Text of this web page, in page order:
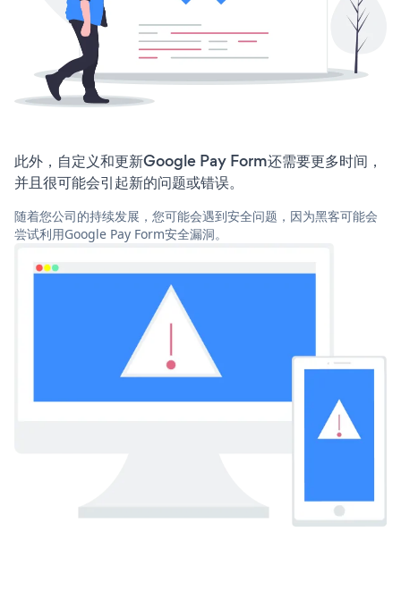
此外，自定义和更新Google Pay Form还需要更多时间，
并且很可能会引起新的问题或错误。
随着您公司的持续发展，您可能会遇到安全问题，因为黑客可能会
尝试利用Google Pay Form安全漏洞。